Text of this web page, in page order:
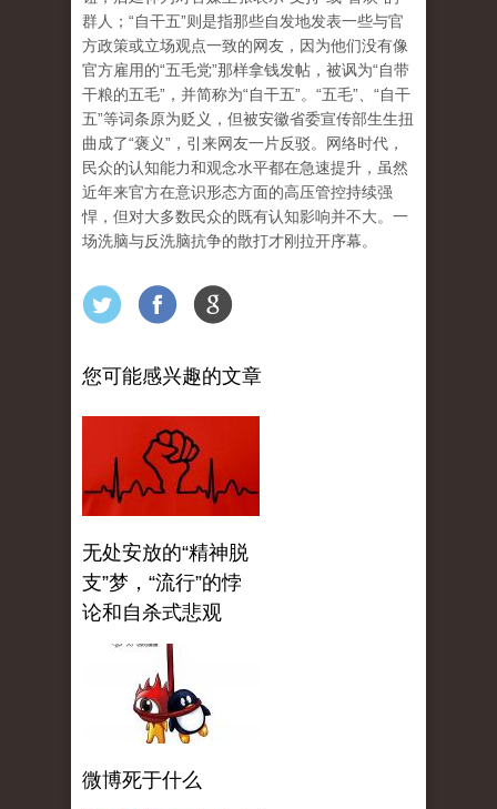
群人；“自干五”则是指那些自发地发表一些与官
方政策或立场观点一致的网友，因为他们没有像
官方雇用的“五毛党”那样拿钱发帖，被讽为“自带
干粮的五毛”，并简称为“自干五”。“五毛”、“自干
五”等词条原为贬义，但被安徽省委宣传部生生扭
曲成了“褒义”，引来网友一片反驳。网络时代，
民众的认知能力和观念水平都在急速提升，虽然
近年来官方在意识形态方面的高压管控持续强
悍，但对大多数民众的既有认知影响并不大。一
场洗脑与反洗脑抗争的散打才刚拉开序幕。
您可能感兴趣的文章
无处安放的“精神脱
支”梦，“流行”的悖
论和自杀式悲观
微博死于什么